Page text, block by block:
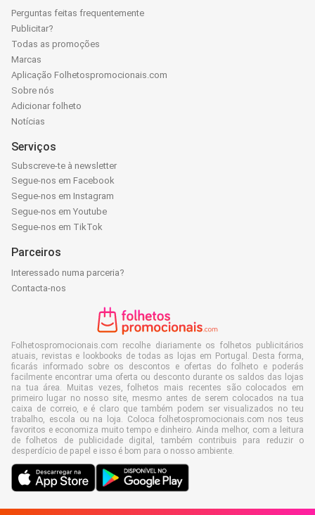
Perguntas feitas frequentemente
Publicitar?
Todas as promoções
Marcas
Aplicação Folhetospromocionais.com
Sobre nós
Adicionar folheto
Notícias
Serviços
Subscreve-te à newsletter
Segue-nos em Facebook
Segue-nos em Instagram
Segue-nos em Youtube
Segue-nos em TikTok
Parceiros
Interessado numa parceria?
Contacta-nos
Folhetospromocionais.com recolhe diariamente os folhetos publicitários
atuais, revistas e lookbooks de todas as lojas em Portugal. Desta forma,
ficarás informado sobre os descontos e ofertas do folheto e poderás
facilmente encontrar uma oferta ou desconto durante os saldos das lojas
na tua área. Muitas vezes, folhetos mais recentes são colocados em
primeiro lugar no nosso site, mesmo antes de serem colocados na tua
caixa de correio, e é claro que também podem ser visualizados no teu
trabalho, escola ou na loja. Coloca folhetospromocionais.com nos teus
favoritos e economiza muito tempo e dinheiro. Ainda melhor, com a leitura
de folhetos de publicidade digital, também contribuis para reduzir o
desperdício de papel e isso é bom para o nosso ambiente.